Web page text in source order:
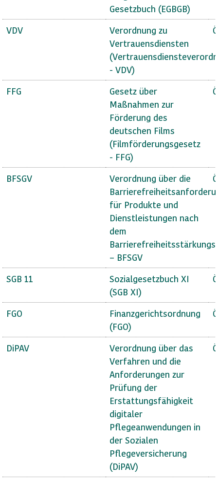
Gesetzbuch (EGBGB)
VDV
Verordnung zu
Vertrauensdiensten
- VDV)
FFG
Gesetz über
Maßnahmen zur
Förderung des
deutschen Films
(Filmförderungsgesetz
- FFG)
BFSGV
Verordnung über die
für Produkte und
Dienstleistungen nach
dem
– BFSGV
SGB 11
Sozialgesetzbuch XI
(SGB XI)
FGO
Finanzgerichtsordnung
(FGO)
DiPAV
Verordnung über das
Verfahren und die
Anforderungen zur
Prüfung der
Erstattungsfähigkeit
digitaler
Pflegeanwendungen in
der Sozialen
Pflegeversicherung
(DiPAV)